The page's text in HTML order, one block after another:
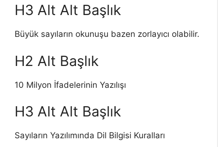
H3 Alt Alt Başlık
Büyük sayıların okunuşu bazen zorlayıcı olabilir.
H2 Alt Başlık
10 Milyon İfadelerinin Yazılışı
H3 Alt Alt Başlık
Sayıların Yazılımında Dil Bilgisi Kuralları